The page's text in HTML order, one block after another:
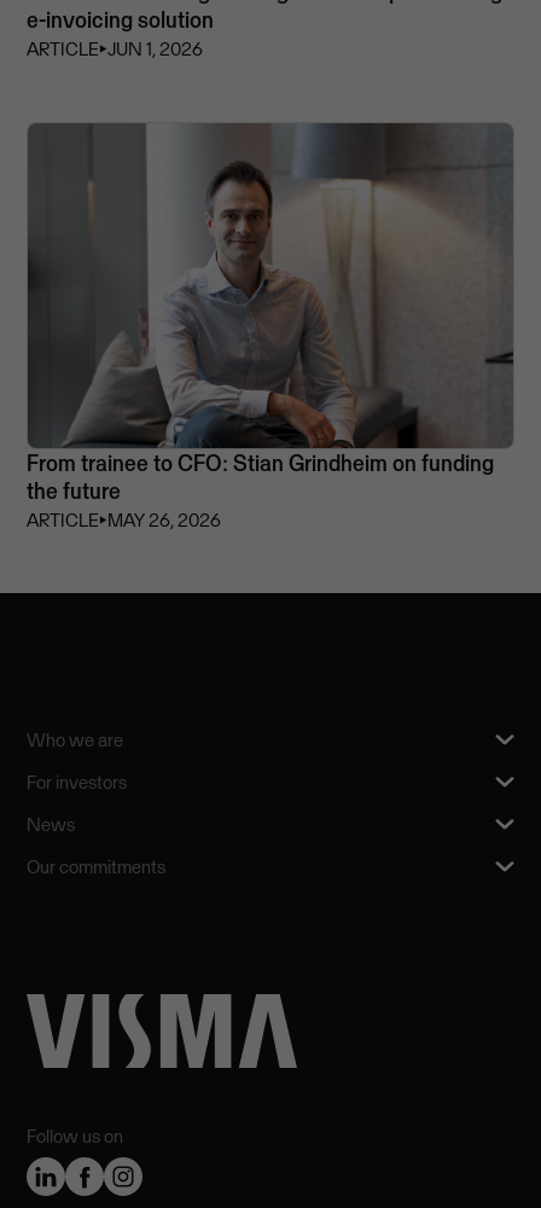
e-invoicing solution
ARTICLE⏵JUN 1, 2026
From trainee to CFO: Stian Grindheim on funding
the future
ARTICLE⏵MAY 26, 2026
Follow us on
Who we are
For investors
News
Our commitments